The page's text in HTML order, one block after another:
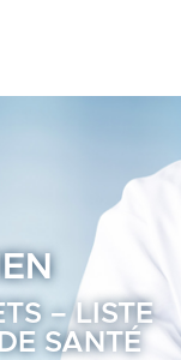
– LISTE
SANTÉ